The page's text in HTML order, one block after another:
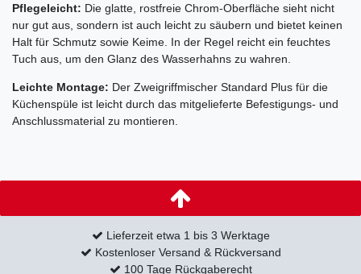
Pflegeleicht: Die glatte, rostfreie Chrom-Oberfläche sieht nicht
nur gut aus, sondern ist auch leicht zu säubern und bietet keinen
Halt für Schmutz sowie Keime. In der Regel reicht ein feuchtes
Tuch aus, um den Glanz des Wasserhahns zu wahren.
Leichte Montage: Der Zweigriffmischer Standard Plus für die
Küchenspüle ist leicht durch das mitgelieferte Befestigungs- und
Anschlussmaterial zu montieren.
Lieferzeit etwa 1 bis 3 Werktage
Kostenloser Versand & Rückversand
100 Tage Rückgaberecht